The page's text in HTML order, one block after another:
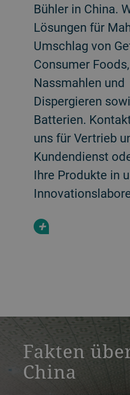
Bühler in China.
Lösungen für
Umschlag von
Consumer
Nassmahlen und
Dispergieren
Batterien.
uns für Vertrieb
Kundendienst
Ihre Produkte in
+
a decorative background image
Fakten
China